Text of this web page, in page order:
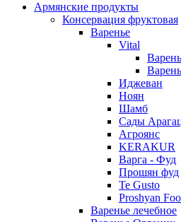
Армянские продукты
Консервация фруктовая
Варенье
Vital
Иджеван
Ноян
Шамб
Сады
Агроянс
KERAKUR
Варга - Фуд
Прошян фуд
Te Gusto
Proshyan
Варенье лечебное